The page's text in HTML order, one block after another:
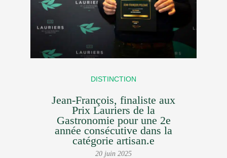
DISTINCTION
Jean-François, finaliste aux
Prix Lauriers de la
Gastronomie pour une 2e
année consécutive dans la
catégorie artisan.e
20 juin 2025